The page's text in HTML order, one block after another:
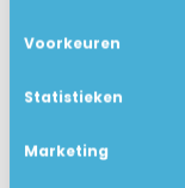
Voorkeuren
Statistieken
Marketing
BLUETOOTH
BLUETOOTH VERSIE
DVD SPELER